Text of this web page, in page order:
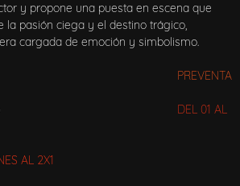
y propone una puesta en escena que
la pasión ciega y el destino trágico,
cargada de emoción y simbolismo.
2025 PREVENTA
al 27 julio DEL 01 AL
20:30 hrs
AL 2X1